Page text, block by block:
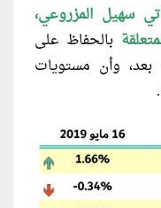
سهيل المزروعي،
بالحفاظ على
وأن مستويات